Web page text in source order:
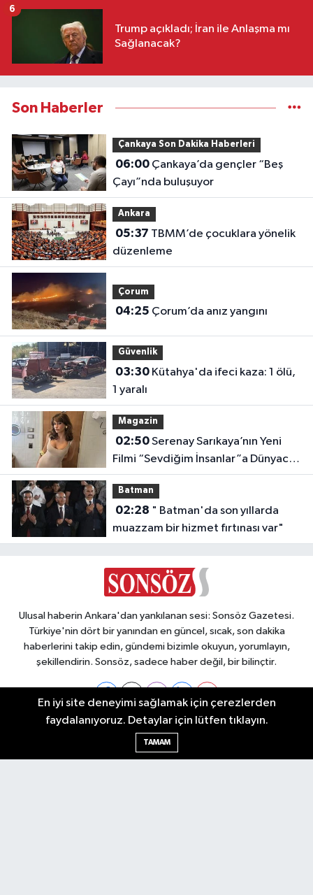
Trump açıkladı; İran ile Anlaşma mı
Sağlanacak?
6
Son Haberler
Çankaya Son Dakika Haberleri
06:00Çankaya’da gençler “Beş
Çayı”nda buluşuyor
Ankara
05:37
düzenleme
Çorum
04:25 Çorum’da anız yangını
Güvenlik
03:30Kütahya'da ifeci kaza: 1 ölü,
1 yaralı
Magazin
02:50Serenay Sarıkaya’nın Yeni
Filmi “Sevdiğim İnsanlar”a Dünyaca
Ünlü Oyuncu
Batman
02:28
muazzam bir hizmet fırtınası var"
Ulusal haberin Ankara'dan yankılanan sesi: Sonsöz Gazetesi.
Türkiye'nin dört bir yanından en güncel, sıcak, son dakika
haberlerini takip edin, gündemi bizimle okuyun, yorumlayın,
şekillendirin. Sonsöz, sadece haber değil, bir bilinçtir.
Ankara Nöbetçi Eczaneler
En iyi site deneyimi sağlamak için çerezlerden
faydalanıyoruz. Detaylar için lütfen tıklayın.
TAMAM